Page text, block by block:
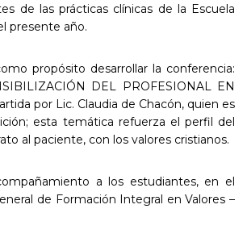
de las prácticas clínicas de la Escuela
presente año.
propósito desarrollar la conferencia:
DEL PROFESIONAL EN
por Lic. Claudia de Chacón, quien es
esta temática refuerza el perfil del
al paciente, con los valores cristianos.
a los estudiantes, en el
de Formación Integral en Valores –